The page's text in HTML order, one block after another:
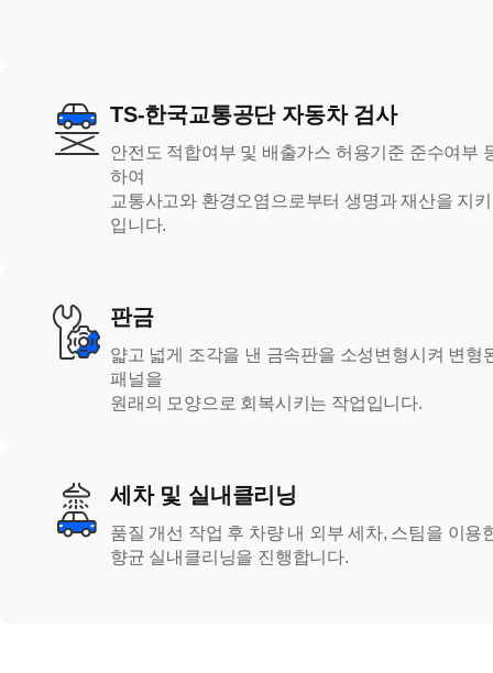
TS-한국교통공단 자동차 검사
안전도 적합여부 및 배출가스 허용기준 준수여부
하여
교통사고와 환경오염으로부터 생명과 재산을 지
입니다.
판금
얇고 넓게 조각을 낸 금속판을 소성변형시켜 변형
패널을
원래의 모양으로 회복시키는 작업입니다.
세차 및 실내클리닝
품질 개선 작업 후 차량 내 외부 세차, 스팀을 이용
향균 실내클리닝을 진행합니다.